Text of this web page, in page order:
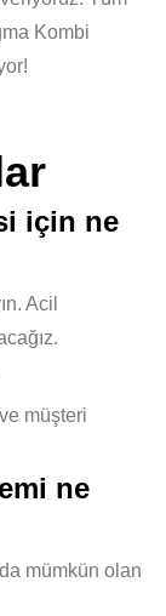
Kombi
için ne
Acil
müşteri
ne
mümkün olan